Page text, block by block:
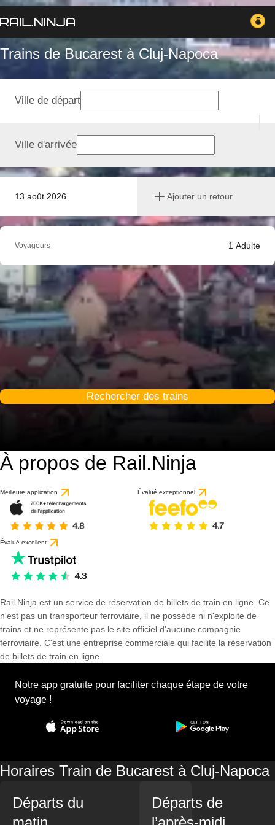
Trains de Bucarest à Cluj-Napoca
13 août 2026 Ajouter un retour
Ville de départ
Ville d'arrivée
Voyageurs 1 Adulte
Rechercher des trains
À propos de Rail.Ninja
Meilleure application Évalué exceptionnel
Évalué excellent
Rail Ninja est un service de réservation de billets de train en ligne. Ce
n'est pas un transporteur ferroviaire, il ne possède ni n'exploite de
trains et ne représente pas le site officiel d'aucune compagnie
ferroviaire. C'est une entreprise commerciale qui facilite la réservation
de billets de train en ligne.
Notre app gratuite pour faciliter chaque étape de votre
voyage !
Horaires Train de Bucarest à Cluj-Napoca
Départs du
Départs de
8.9 / 10
basé sur 52 avis